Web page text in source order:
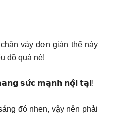
váy đơn giản thế này
đồ quá nè!
𝘀𝘂̛́𝗰 𝗺𝗮̣𝗻𝗵 𝗻𝗼̣̂𝗶 𝘁𝗮̣𝗶!
đó nhen, vậy nên phải